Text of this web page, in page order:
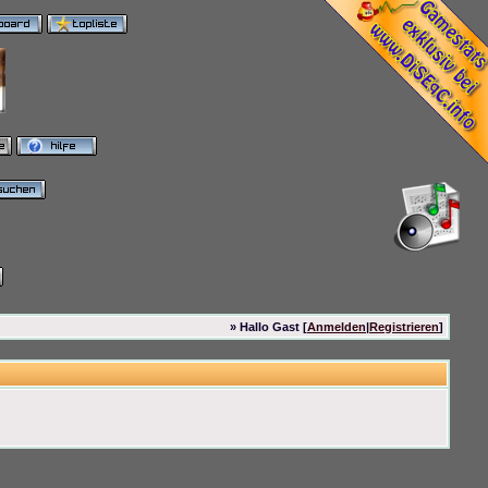
» Hallo Gast [Anmelden|Registrieren]